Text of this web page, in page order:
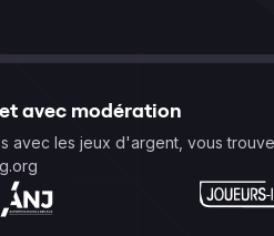
avec modération
avec les jeux d'argent, vous